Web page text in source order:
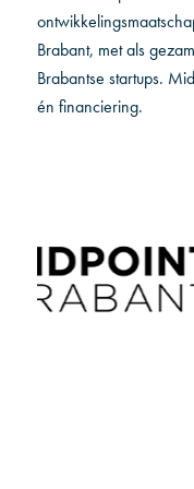
Brabant, met als
Brabantse startups.
én financiering.